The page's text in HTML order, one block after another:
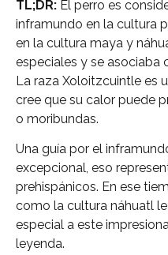
TL;DR: El perro es
inframundo en la cultura
en la cultura maya y
especiales y se asociaba
La raza Xoloitzcuintle es
cree que su calor puede
o moribundas.
Una guía por el
excepcional, eso
prehispánicos. En ese
como la cultura náhuatl
especial a este
leyenda.